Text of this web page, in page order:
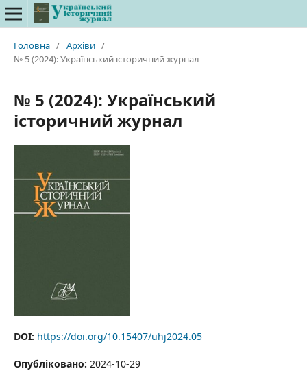
Головна / Архіви /
№ 5 (2024): Український історичний журнал
№ 5 (2024): Український
історичний журнал
DOI: https://doi.org/10.15407/uhj2024.05
Опубліковано: 2024-10-29